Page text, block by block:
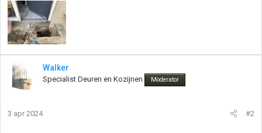
Walker
Specialist Deuren en Kozijnen Moderator
3 apr 2024 #2